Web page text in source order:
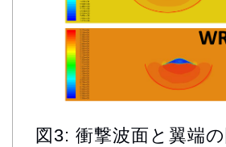
図3: 衝撃波面と翼端